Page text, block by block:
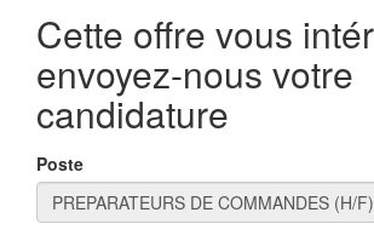
Cette offre vous
envoyez-nous votre
candidature
Poste